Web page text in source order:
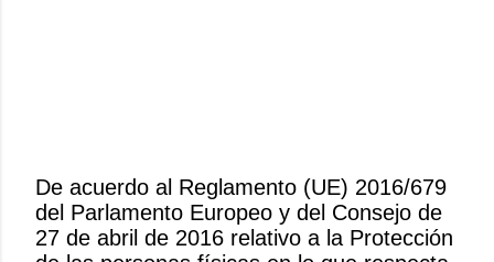
P
u
De acuerdo al Reglamento (UE) 2016/679
del Parlamento Europeo y del Consejo de
27 de abril de 2016 relativo a la Protección